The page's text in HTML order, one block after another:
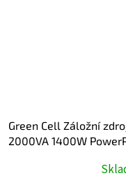
Green Cell Záložní
2000VA 1400W